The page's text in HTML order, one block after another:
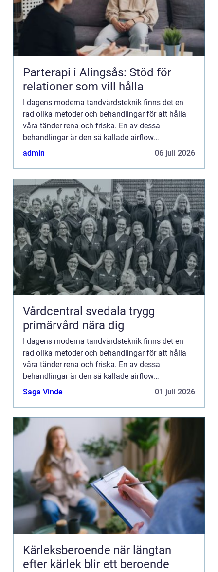
Parterapi i Alingsås: Stöd för
relationer som vill hålla
I dagens moderna tandvårdsteknik finns det en
rad olika metoder och behandlingar för att hålla
våra tänder rena och friska. En av dessa
behandlingar är den så kallade airflow
behandlingen, som använder en s...
admin 06 juli 2026
Vårdcentral svedala trygg
primärvård nära dig
I dagens moderna tandvårdsteknik finns det en
rad olika metoder och behandlingar för att hålla
våra tänder rena och friska. En av dessa
behandlingar är den så kallade airflow
behandlingen, som använder en s...
Saga Vinde 01 juli 2026
Kärleksberoende när längtan
efter kärlek blir ett beroende